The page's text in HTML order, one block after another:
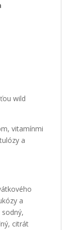
wild
vitamínmi
a
a
citrát